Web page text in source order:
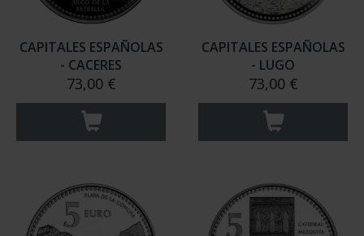
CAPITALES ESPAÑOLAS
- CACERES
73,00 €
CAPITALES ESPAÑOLAS
- LUGO
73,00 €